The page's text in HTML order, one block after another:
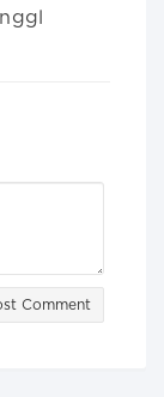
Comment